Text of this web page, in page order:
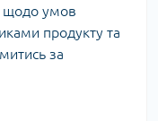
щодо умов
продукту та
за